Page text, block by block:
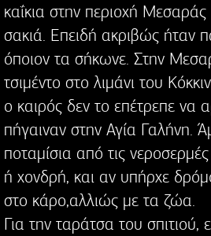
καΐκια στην περιοχή
σακιά. Επειδή ακριβώς ήταν
όποιον τα σήκωνε. Στην
τσιμέντο στο λιμάνι του
ο καιρός δεν το επέτρεπε να
πήγαιναν στην Αγία Γαλήνη.
ποταμίσια από τις
ή χονδρή, και αν υπήρχε
στο κάρο,αλλιώς με τα ζώα.
Για την ταράτσα του σπιτιού,